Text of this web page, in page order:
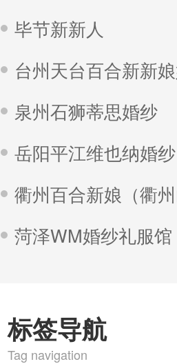
毕节新新人
台州天台百合新新
泉州石狮蒂思婚纱
岳阳平江维也纳婚纱
衢州百合新娘（衢州
菏泽WM婚纱礼服馆
标签导航
Tag navigation